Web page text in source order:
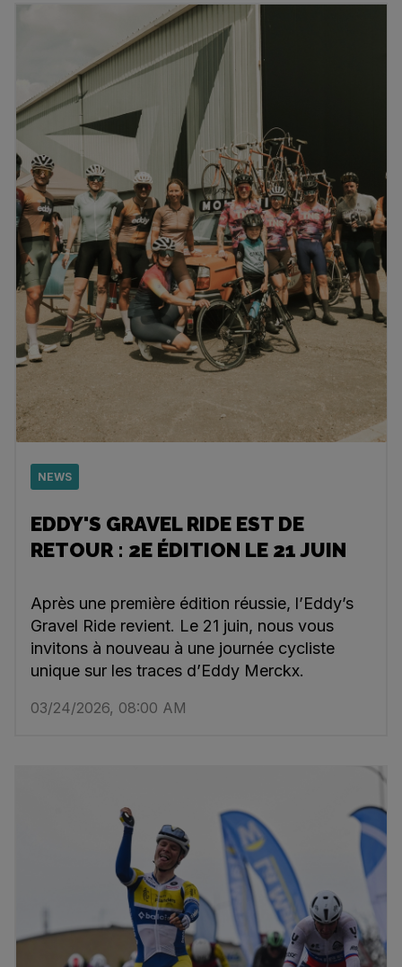
NEWS
EDDY'S GRAVEL RIDE EST DE
RETOUR : 2E ÉDITION LE 21 JUIN
Après une première édition réussie, l’Eddy’s
Gravel Ride revient. Le 21 juin, nous vous
invitons à nouveau à une journée cycliste
unique sur les traces d’Eddy Merckx.
03/24/2026, 08:00 AM